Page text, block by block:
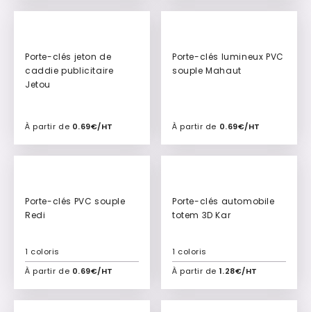
Ajouter à mon devis Ajouter à mon devis
Porte-clés jeton de
caddie publicitaire
Jetou
À partir de 0.69€/HT
Ajouter à mon devis
Porte-clés lumineux PVC
souple Mahaut
À partir de 0.69€/HT
Ajouter à mon devis
Porte-clés PVC souple
Redi
À partir de 0.69€/HT
1 coloris
Ajouter à mon devis
Porte-clés automobile
totem 3D Kar
À partir de 1.28€/HT
1 coloris
Ajouter à mon devis